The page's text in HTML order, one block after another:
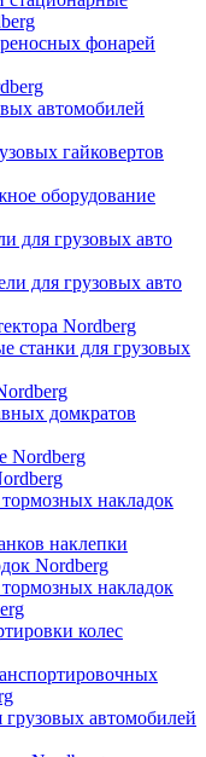
фонарей
автомобилей
гайковертов
оборудование
для грузовых авто
для грузовых авто
Nordberg
станки для грузовых
домкратов
Nordberg
накладок
наклепки
Nordberg
накладок
колес
грузовых автомобилей